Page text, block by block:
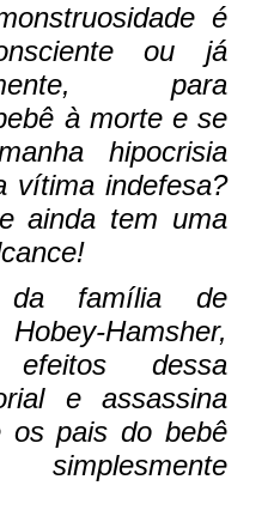
é
ou já
para
à morte e se
hipocrisia
vítima indefesa?
ainda tem uma
da família de
Hamsher,
dessa
e assassina
os pais do bebê